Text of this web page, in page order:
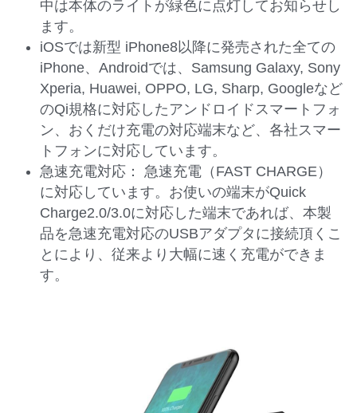
中は本体のライトが緑色に点灯してお知らせし
ます。
iOSでは新型 iPhone8以降に発売された全ての
iPhone、Androidでは、Samsung Galaxy, Sony
Xperia, Huawei, OPPO, LG, Sharp, Googleなど
のQi規格に対応したアンドロイドスマートフォ
ン、おくだけ充電の対応端末など、各社スマー
トフォンに対応しています。
急速充電対応： 急速充電（FAST CHARGE）
に対応しています。お使いの端末がQuick
Charge2.0/3.0に対応した端末であれば、本製
品を急速充電対応のUSBアダプタに接続頂くこ
とにより、従来より大幅に速く充電ができま
す。